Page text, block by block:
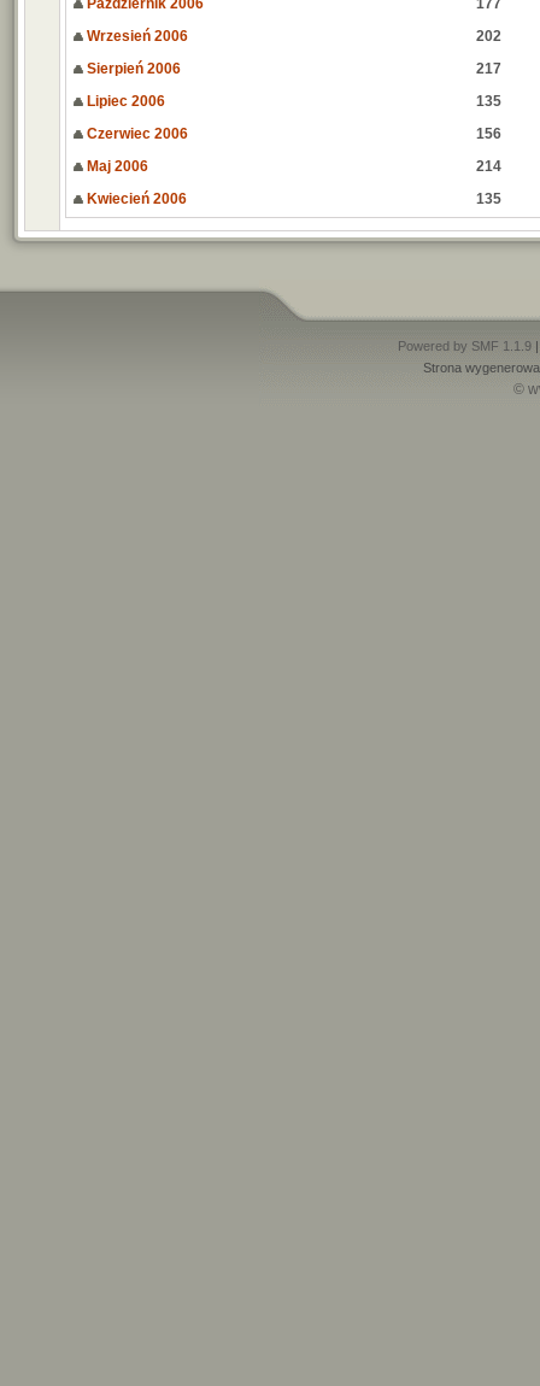
Październik 2006
177
Wrzesień 2006
202
Sierpień 2006
217
Lipiec 2006
135
Czerwiec 2006
156
Maj 2006
214
Kwiecień 2006
135
Powered by SMF 1.1.9
Strona
©